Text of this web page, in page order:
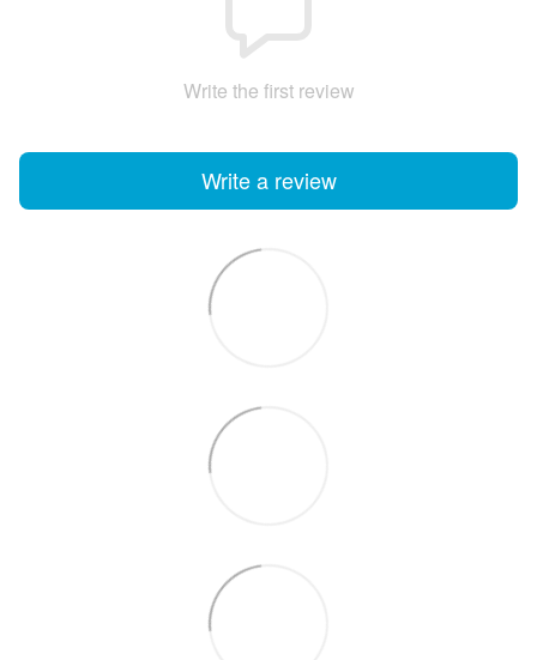
Write the first review
Write a review